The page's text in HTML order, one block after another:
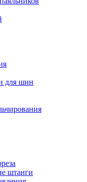
для шин
штанги